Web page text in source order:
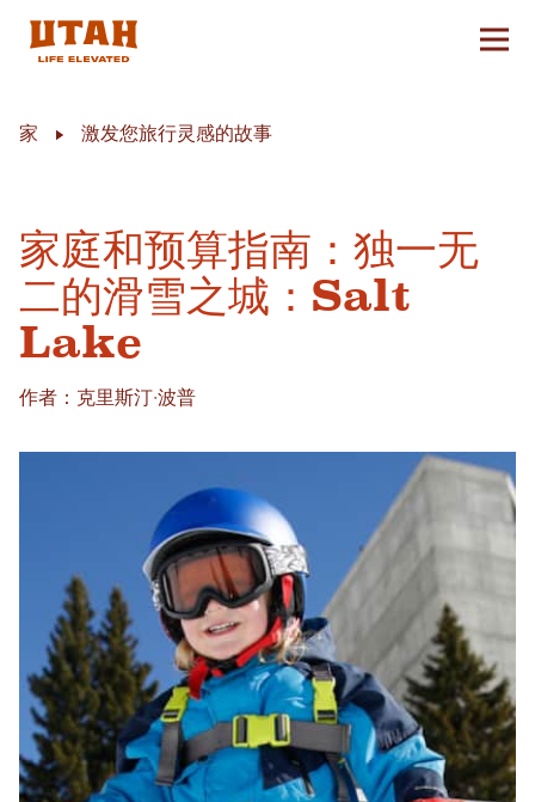
切换
家 激发您旅行灵感的故事
家庭和预算指南：独一无
二的滑雪之城：Salt
Lake
作者：克里斯汀·波普